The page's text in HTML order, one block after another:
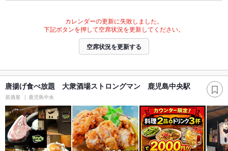
カレンダーの更新に失敗しました。
下記ボタンを押して空席状況を更新してください。
空席状況を更新する
唐揚げ食べ放題 大衆酒場ストロングマン 鹿児島中央駅
居酒屋 鹿児島中央